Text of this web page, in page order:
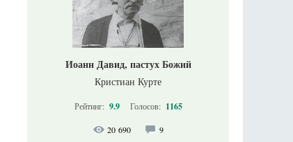
Иоанн Давид, пастух Божий
Кристиан Курте
Рейтинг: 9.9 Голосов: 1165
20 690 9